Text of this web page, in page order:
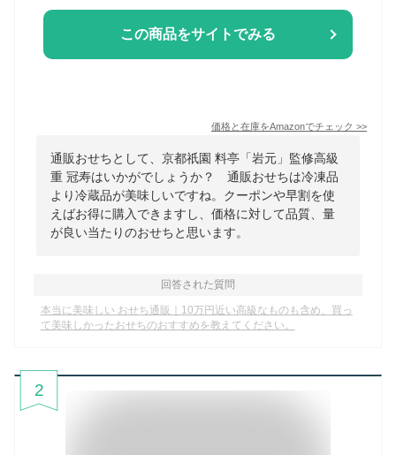
この商品をサイトでみる
価格と在庫をAmazonでチェック >>
通販おせちとして、京都祇園 料亭「岩元」監修高級
重 冠寿はいかがでしょうか？ 通販おせちは冷凍品
より冷蔵品が美味しいですね。クーポンや早割を使
えばお得に購入できますし、価格に対して品質、量
が良い当たりのおせちと思います。
回答された質問
本当に美味しい おせち通販｜10万円近い高級なものも含め、買っ
て美味しかったおせちのおすすめを教えてください。
2